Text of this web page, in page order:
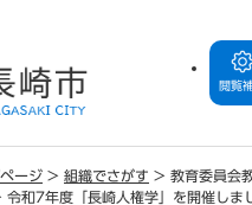
閲覧
ージ > 組織でさがす > 教育委員会
令和7年度「長崎人権学」を開催しま